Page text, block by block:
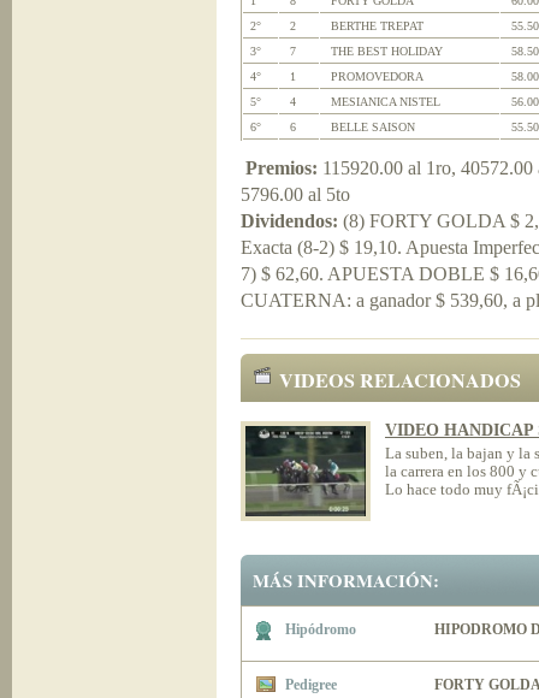
2°
2 BERTHE TREPAT
3°
7 THE BEST HOLIDAY
4°
1 PROMOVEDORA
5°
4 MESIANICA NISTEL
6°
6 BELLE SAISON
Premios: 115920.00 al 1ro,
5796.00 al 5to
Dividendos: (8) FORTY GOLDA $
Exacta (8-2) $ 19,10. Apuesta
7) $ 62,60. APUESTA DOBLE $
CUATERNA: a ganador $ 539,60, a
VIDEOS RELACIONADOS
VIDEO HANDICAP
La suben, la bajan y la
la carrera en los 800 y
Lo hace todo muy
MÁS INFORMACIÓN:
Hipódromo HIPODROMO
Pedigree
FORTY